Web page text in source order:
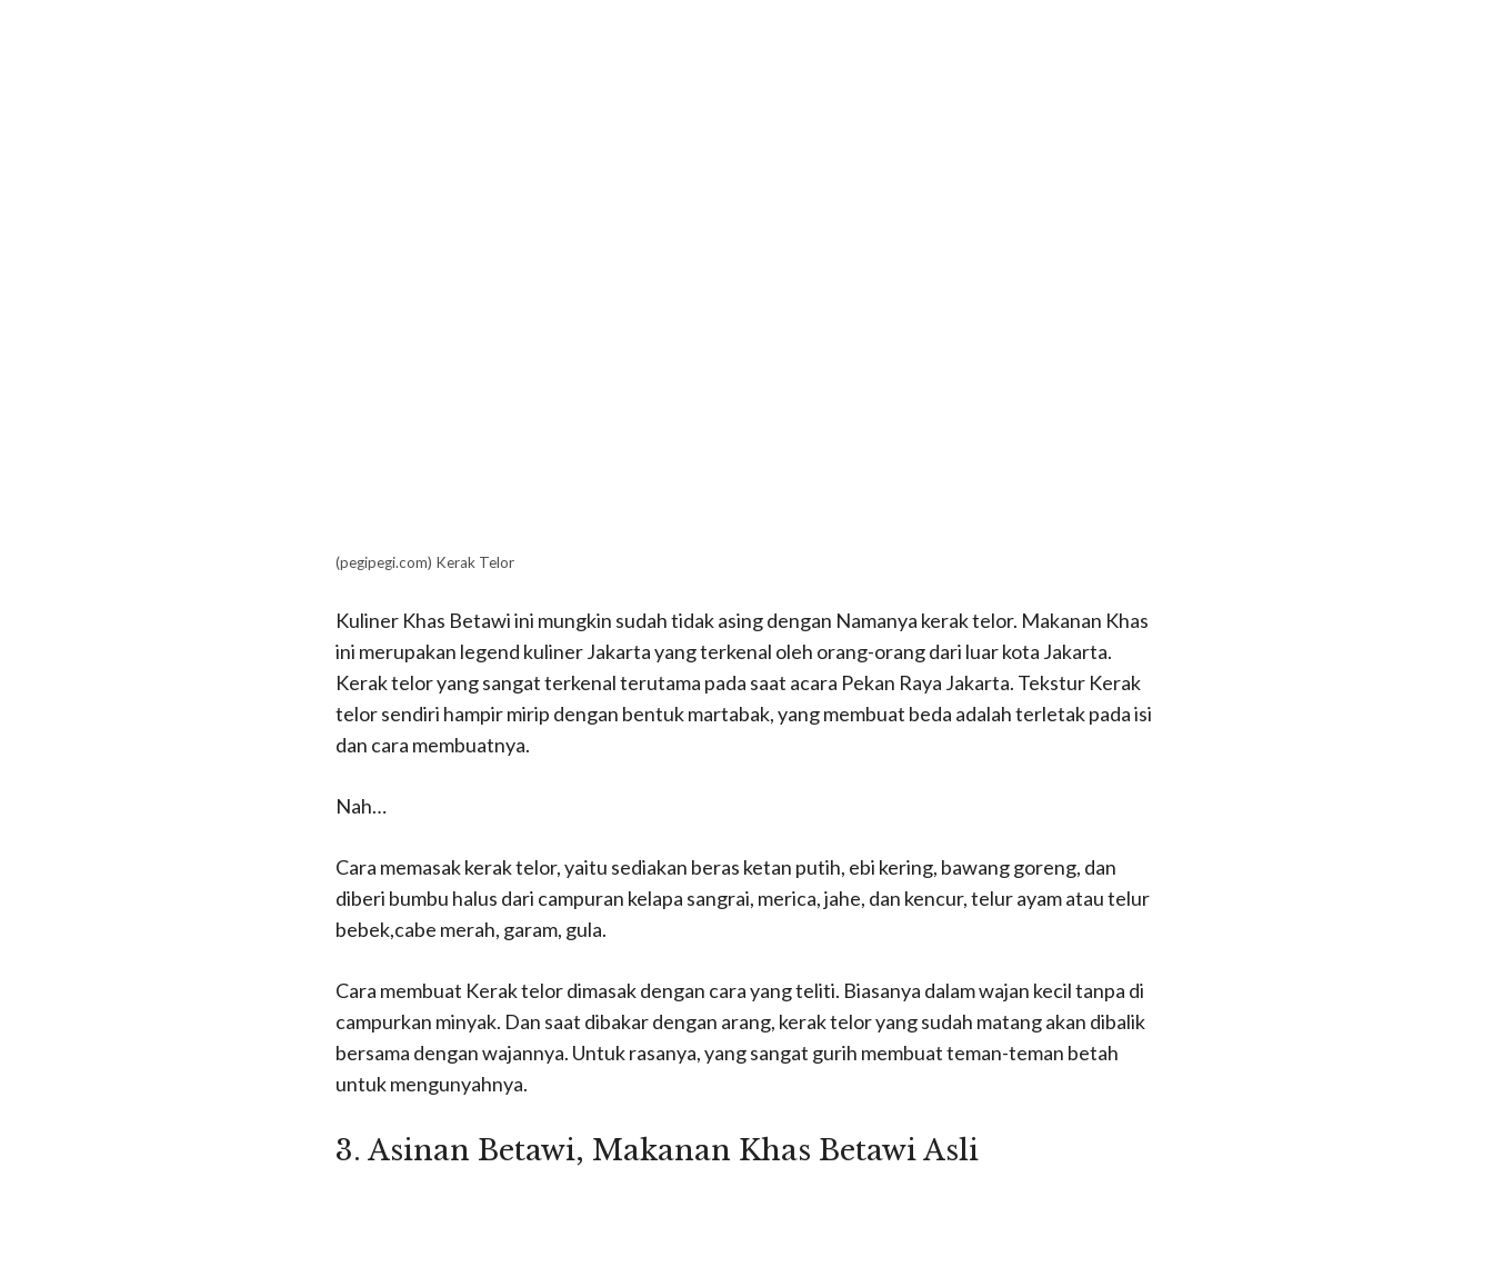
(pegipegi.com) Kerak Telor
Kuliner Khas Betawi ini mungkin sudah tidak asing dengan Namanya kerak telor. Makanan Khas
ini merupakan legend kuliner Jakarta yang terkenal oleh orang-orang dari luar kota Jakarta.
Kerak telor yang sangat terkenal terutama pada saat acara Pekan Raya Jakarta. Tekstur Kerak
telor sendiri hampir mirip dengan bentuk martabak, yang membuat beda adalah terletak pada isi
dan cara membuatnya.
Nah…
Cara memasak kerak telor, yaitu sediakan beras ketan putih, ebi kering, bawang goreng, dan
diberi bumbu halus dari campuran kelapa sangrai, merica, jahe, dan kencur, telur ayam atau telur
bebek,cabe merah, garam, gula.
Cara membuat Kerak telor dimasak dengan cara yang teliti. Biasanya dalam wajan kecil tanpa di
campurkan minyak. Dan saat dibakar dengan arang, kerak telor yang sudah matang akan dibalik
bersama dengan wajannya. Untuk rasanya, yang sangat gurih membuat teman-teman betah
untuk mengunyahnya.
3. Asinan Betawi, Makanan Khas Betawi Asli